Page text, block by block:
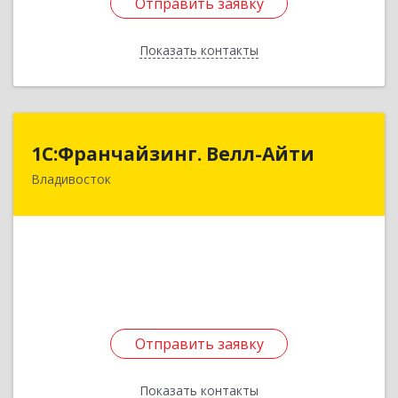
Показать контакты
Назад
1С:Франчайзинг. Велл-Айти
Владивосток
Отправить заявку
Показать контакты
1С:Франчайзинг. Велл-Айти
690068, Приморский край, Владивосток г,
Отправить заявку
Назад